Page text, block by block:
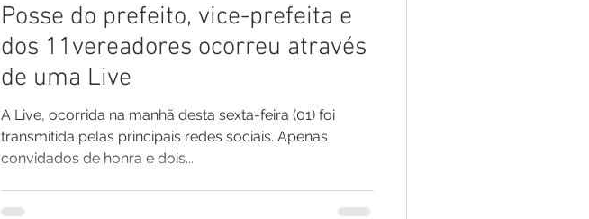
Posse do prefeito, vice-prefeita e
dos 11vereadores ocorreu através
de uma Live
A Live, ocorrida na manhã desta sexta-feira (01) foi
transmitida pelas principais redes sociais. Apenas
convidados de honra e dois...